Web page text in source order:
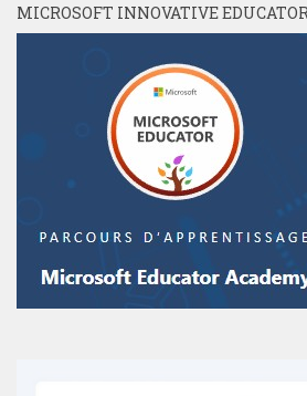
MICROSOFT INNOVATIVE EDUCATOR